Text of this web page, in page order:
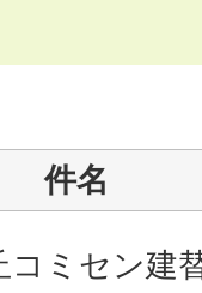
件名
コミセン建